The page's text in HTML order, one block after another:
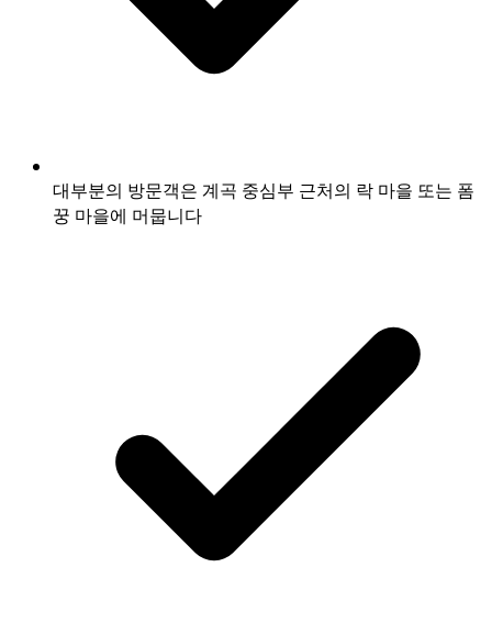
대부분의 방문객은 계곡 중심부 근처의 락 마을 또는 폼
꿍 마을에 머뭅니다